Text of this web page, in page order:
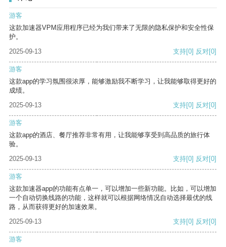
游客
这款加速器VPM应用程序已经为我们带来了无限的隐私保护和安全性保
护。
2025-09-13
支持[0] 反对[0]
游客
这款app的学习氛围很浓厚，能够激励我不断学习，让我能够取得更好的
成绩。
2025-09-13
支持[0] 反对[0]
游客
这款app的酒店、餐厅推荐非常有用，让我能够享受到高品质的旅行体
验。
2025-09-13
支持[0] 反对[0]
游客
这款加速器app的功能有点单一，可以增加一些新功能。比如，可以增加
一个自动切换线路的功能，这样就可以根据网络情况自动选择最优的线
路，从而获得更好的加速效果。
2025-09-13
支持[0] 反对[0]
游客